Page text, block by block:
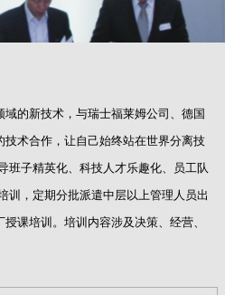
的新技术，与瑞士福莱姆公司、德国
术合作，让自己始终站在世界分离技
班子精英化、科技人才乐趣化、员工队
训，定期分批派遣中层以上管理人员出
课培训。培训内容涉及决策、经营、